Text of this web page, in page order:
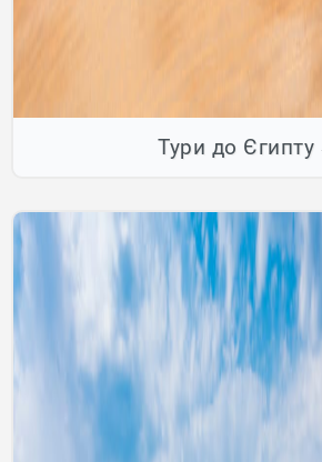
Тури до Єгипту